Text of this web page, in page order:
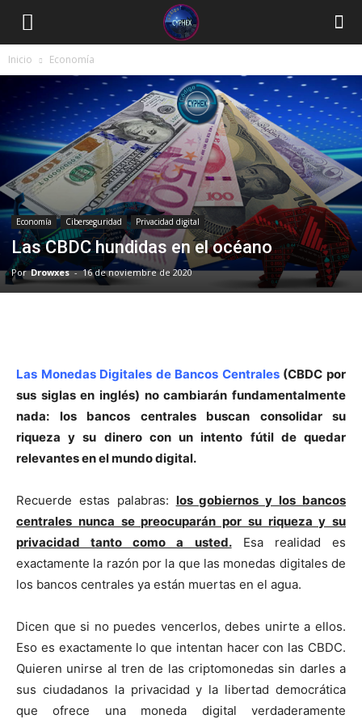
Inicio Economía
Economía Ciberseguridad Privacidad digital
Las CBDC hundidas en el océano
Por Drowxes - 16 de noviembre de 2020
Las Monedas Digitales de Bancos Centrales(CBDC por
sus siglas en inglés) no cambiarán fundamentalmente
nada: los bancos centrales buscan consolidar su
riqueza y su dinero con un intento fútil de quedar
relevantes en el mundo digital.
Recuerde estas palabras: los gobiernos y los bancos
centrales nunca se preocuparán por su riqueza y su
privacidad tanto como a usted.Esa realidad es
exactamente la razón por la que las monedas digitales de
los bancos centrales ya están muertas en el agua.
Dicen que si no puedes vencerlos, debes unirte a ellos.
Eso es exactamente lo que intentan hacer con las CBDC.
Quieren unirse al tren de las criptomonedas sin darles a
sus ciudadanos la privacidad y la libertad democrática
que ofrece una moneda digital verdaderamente